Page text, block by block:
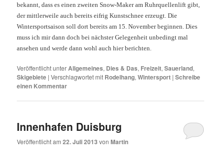
bekannt, dass es einen zweiten Snow-Maker am Ruhrquellenlift gibt,
der mittlerweile auch bereits eifrig Kunstschnee erzeugt. Die
Wintersportsaison soll dort bereits am 15. November beginnen. Dies
muss ich mir dann doch bei nächster Gelegenheit unbedingt mal
ansehen und werde dann wohl auch hier berichten.
Veröffentlicht unterAllgemeines, Dies & Das, Freizeit,Sauerland,
Skigebiete |Verschlagwortet mit Rodelhang,Wintersport |Schreibe
einen Kommentar
Innenhafen Duisburg
Veröffentlicht am22. Juli 2013 vonMartin